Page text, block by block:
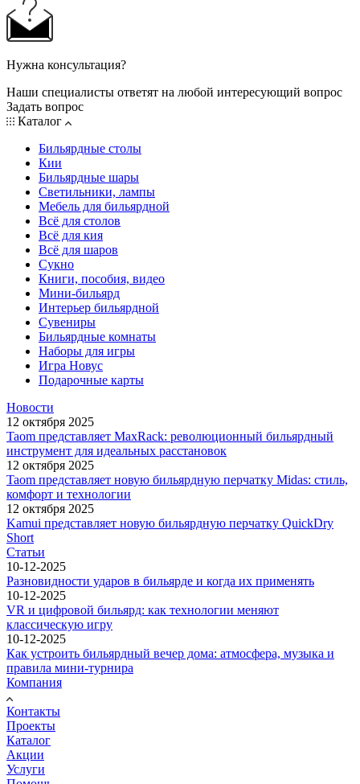
Нужна консультация?
Наши специалисты ответят на любой интересующий вопрос
Задать вопрос
Каталог
Бильярдные столы
Кии
Бильярдные шары
Светильники, лампы
Мебель для бильярдной
Всё для столов
Всё для кия
Всё для шаров
Сукно
Книги, пособия, видео
Мини-бильярд
Интерьер бильярдной
Сувениры
Бильярдные комнаты
Наборы для игры
Игра Новус
Подарочные карты
Новости
12 октября 2025
Taom представляет MaxRack: революционный бильярдный
инструмент для идеальных расстановок
12 октября 2025
Taom представляет новую бильярдную перчатку Midas: стиль,
комфорт и технологии
12 октября 2025
Kamui представляет новую бильярдную перчатку QuickDry
Short
Статьи
10-12-2025
Разновидности ударов в бильярде и когда их применять
10-12-2025
VR и цифровой бильярд: как технологии меняют
классическую игру
10-12-2025
Как устроить бильярдный вечер дома: атмосфера, музыка и
правила мини-турнира
Компания
Контакты
Проекты
Каталог
Акции
Услуги